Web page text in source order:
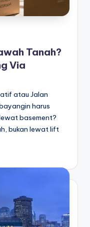
Tanah?
Via
atau Jalan
harus
basement?
bukan lewat lift